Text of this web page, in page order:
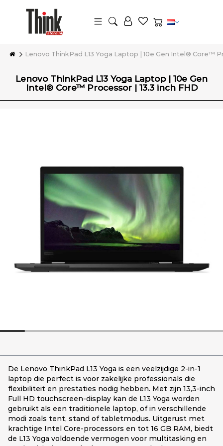
Lenovo ThinkPad L13 Yoga Laptop | 10e Gen Intel® Core™
Lenovo ThinkPad L13 Yoga Laptop | 10e Gen
Intel® Core™ Processor | 13.3 inch FHD
De Lenovo ThinkPad L13 Yoga is een veelzijdige 2-in-1
laptop die perfect is voor zakelijke professionals die
flexibiliteit en prestaties nodig hebben. Met zijn 13,3-inch
Full HD touchscreen-display kan de L13 Yoga worden
gebruikt als een traditionele laptop, of in verschillende
modi zoals tent, stand of tabletmodus. Uitgerust met
krachtige Intel Core-processors en tot 16 GB RAM, biedt
de L13 Yoga voldoende vermogen voor multitasking en